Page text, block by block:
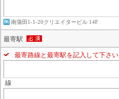
南蒲田1-1-20クリエイタービル 14F
最寄駅
最寄路線と最寄駅を記入して下さい
線